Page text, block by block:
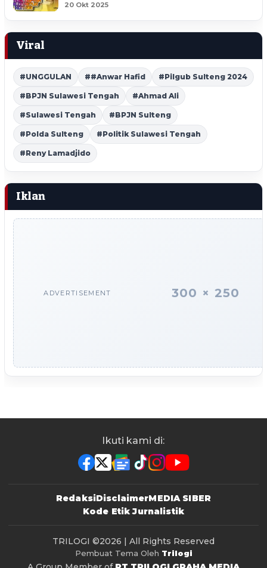
20 Okt 2025
Viral
#UNGGULAN ##Anwar Hafid #Pilgub Sulteng 2024
#BPJN Sulawesi Tengah #Ahmad Ali
#Sulawesi Tengah #BPJN Sulteng
#Polda Sulteng #Politik Sulawesi Tengah
#Reny Lamadjido
Iklan
ADVERTISEMENT 300 × 250
Ikuti kami di:
RedaksiDisclaimerMEDIA SIBER
Kode Etik Jurnalistik
TRILOGI ©2026 | All Rights Reserved
Pembuat Tema Oleh Trilogi